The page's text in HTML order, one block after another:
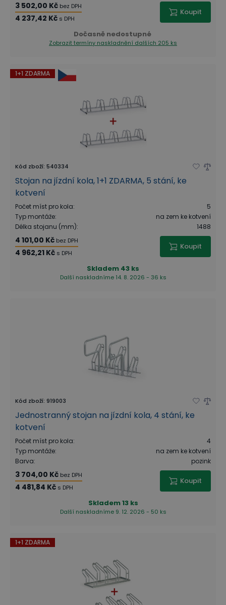
3 502,00 Kč bez DPH
4 237,42 Kč s DPH
Koupit
Dočasně nedostupné
Zobrazit termíny naskladnění dalších 205 ks
1+1 ZDARMA
Kód zboží: 540334
Stojan na jízdní kola, 1+1 ZDARMA, 5 stání, ke
kotvení
Počet míst pro kola:
5
Typ montáže:
na zem ke kotvení
Délka stojanu (mm): 1488
4 101,00 Kč bez DPH
4 962,21 Kč s DPH
Koupit
Skladem 43 ks
Další naskladníme 14. 8. 2026 - 36 ks
Kód zboží: 919003
Jednostranný stojan na jízdní kola, 4 stání, ke
kotvení
Počet míst pro kola:
4
Typ montáže:
na zem ke kotvení
Barva: pozink
3 704,00 Kč bez DPH
4 481,84 Kč s DPH
Koupit
Skladem13 ks
Další naskladníme 9. 12. 2026 - 50 ks
1+1 ZDARMA